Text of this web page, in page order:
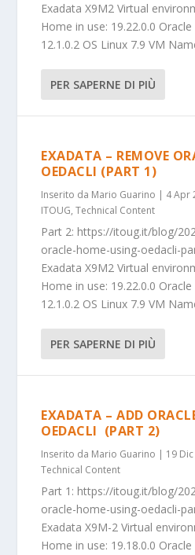
Exadata X9M2 Virtual
Home in use: 19.22.0.0
12.1.0.2 OS Linux 7.9 VM
PER SAPERNE DI PIÙ
EXADATA – REMOVE
OEDACLI (PART 1)
Inserito da Mario Guarino | 4 Apr
ITOUG,Technical Content
Part 2: https://itoug.it/blog/
oracle-home-using-oedacli-
Exadata X9M2 Virtual
Home in use: 19.22.0.0
12.1.0.2 OS Linux 7.9 VM
PER SAPERNE DI PIÙ
EXADATA – ADD
OEDACLI (PART 2)
Inserito da Mario Guarino | 19
Technical Content
Part 1: https://itoug.it/blog/
oracle-home-using-oedacli-
Exadata X9M-2 Virtual
Home in use: 19.18.0.0